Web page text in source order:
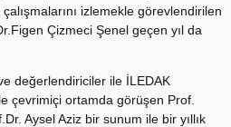
izlemekle görevlendirilen
Çizmeci Şenel geçen yıl da
değerlendiriciler ile İLEDAK
çevrimiçi ortamda görüşen Prof.
Aysel Aziz bir sunum ile bir yıllık